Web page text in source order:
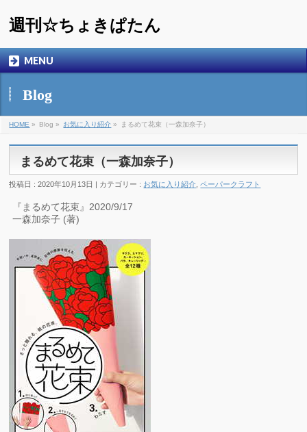
週刊☆ちょきぱたん
MENU
Blog
HOME » Blog » お気に入り紹介 » まるめて花束（一森加奈子）
まるめて花束（一森加奈子）
投稿日 : 2020年10月13日 | カテゴリー : お気に入り紹介 ,ペーパークラフト
『まるめて花束』2020/9/17
一森加奈子 (著)